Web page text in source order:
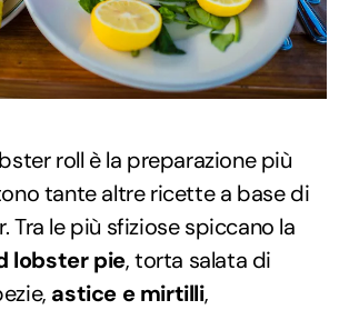
roll è la preparazione più
tante altre ricette a base di
Tra le più sfiziose spiccano la
lobster pie, torta salata di
astice e mirtilli,